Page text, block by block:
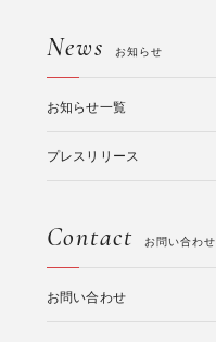
News お知らせ
お知らせ一覧
プレスリリース
Contact お問い合わせ
お問い合わせ